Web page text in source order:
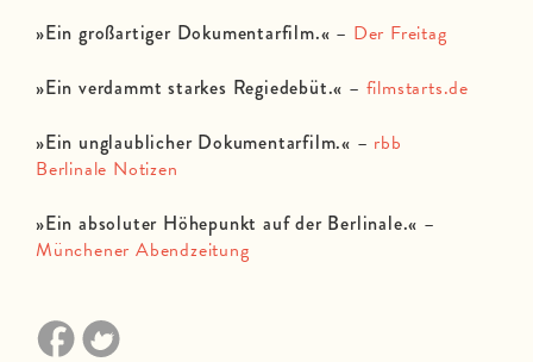
»Ein großartiger Dokumentarfilm.« – Der Freitag
»Ein verdammt starkes Regiedebüt.« – filmstarts.de
»Ein unglaublicher Dokumentarfilm.« – rbb
Berlinale Notizen
»Ein absoluter Höhepunkt auf der Berlinale.« –
Münchener Abendzeitung